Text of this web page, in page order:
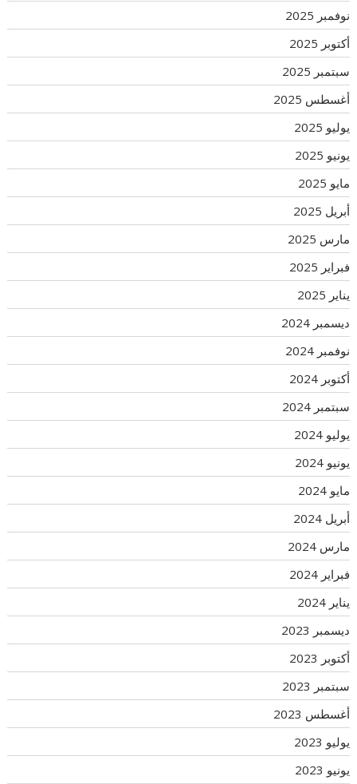
نوفمبر 2025
أكتوبر 2025
سبتمبر 2025
أغسطس 2025
يوليو 2025
يونيو 2025
مايو 2025
أبريل 2025
مارس 2025
فبراير 2025
يناير 2025
ديسمبر 2024
نوفمبر 2024
أكتوبر 2024
سبتمبر 2024
يوليو 2024
يونيو 2024
مايو 2024
أبريل 2024
مارس 2024
فبراير 2024
يناير 2024
ديسمبر 2023
أكتوبر 2023
سبتمبر 2023
أغسطس 2023
يوليو 2023
يونيو 2023